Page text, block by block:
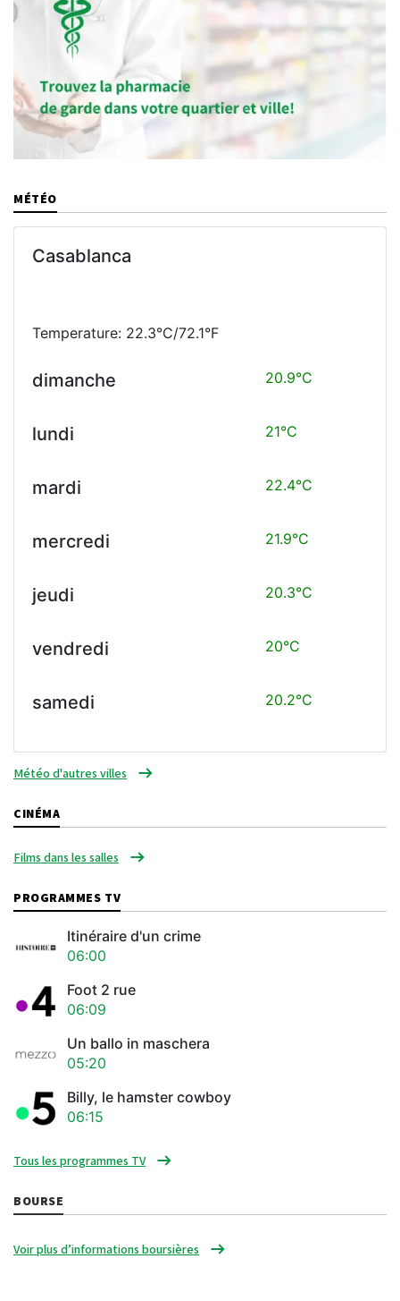
MÉTÉO
Casablanca
Temperature: 22.3°C/72.1°F
dimanche 20.9°C
lundi 21°C
mardi 22.4°C
mercredi 21.9°C
jeudi 20.3°C
vendredi 20°C
samedi 20.2°C
Météo d'autres villes
CINÉMA
Films dans les salles
PROGRAMMES TV
Itinéraire d'un crime
06:00
Foot 2 rue
06:09
Un ballo in maschera
05:20
Billy, le hamster cowboy
06:15
Tous les programmes TV
BOURSE
Voir plus d’informations boursières